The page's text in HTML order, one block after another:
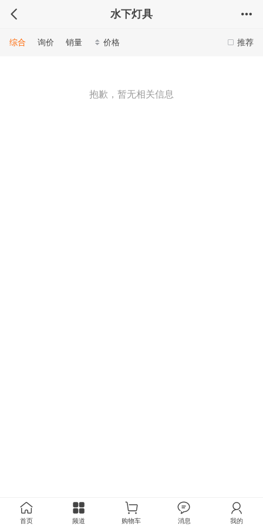
水下灯具
推荐
综合 询价 销量 价格
抱歉，暂无相关信息
首页 频道 购物车 消息 我的